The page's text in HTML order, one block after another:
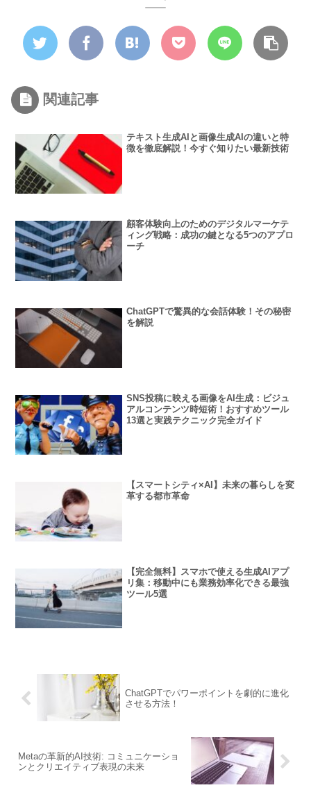
関連記事
テキスト生成AIと画像生成AIの違いと特
徴を徹底解説！今すぐ知りたい最新技術
顧客体験向上のためのデジタルマーケテ
ィング戦略：成功の鍵となる5つのアプロ
ーチ
ChatGPTで驚異的な会話体験！その秘密
を解説
SNS投稿に映える画像をAI生成：ビジュ
アルコンテンツ時短術！おすすめツール
13選と実践テクニック完全ガイド
【スマートシティ×AI】未来の暮らしを変
革する都市革命
【完全無料】スマホで使える生成AIアプ
リ集：移動中にも業務効率化できる最強
ツール5選
ChatGPTでパワーポイントを劇的に進化
させる方法！
Metaの革新的AI技術: コミュニケーショ
ンとクリエイティブ表現の未来